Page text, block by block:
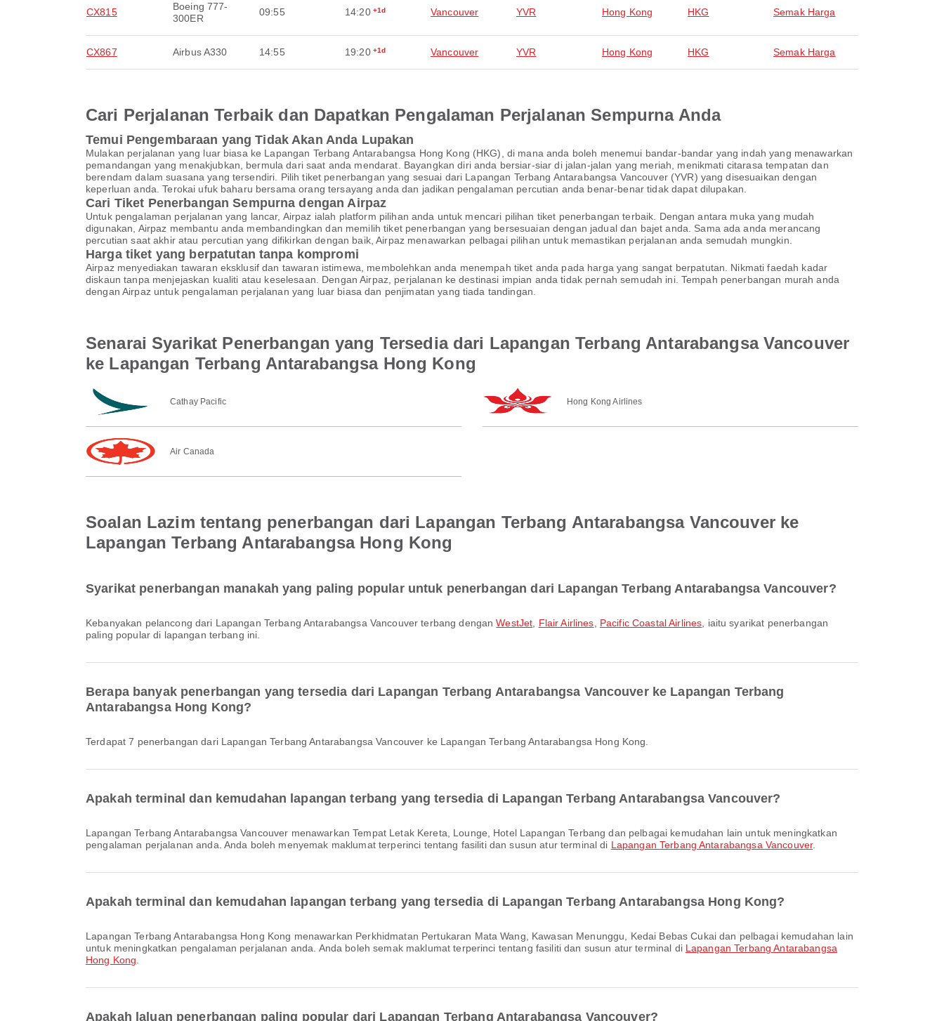
CX815
Boeing 777-
300ER
09:55 14:20 +1d Vancouver YVR Hong Kong HKG Semak Harga
CX867 Airbus A330 14:55 19:20 +1d Vancouver YVR Hong Kong HKG Semak Harga
Cari Perjalanan Terbaik dan Dapatkan Pengalaman Perjalanan Sempurna Anda
Temui Pengembaraan yang Tidak Akan Anda Lupakan
Mulakan perjalanan yang luar biasa ke Lapangan Terbang Antarabangsa Hong Kong (HKG), di mana anda boleh menemui bandar-bandar yang indah yang menawarkan
pemandangan yang menakjubkan, bermula dari saat anda mendarat. Bayangkan diri anda bersiar-siar di jalan-jalan yang meriah, menikmati citarasa tempatan dan
berendam dalam suasana yang tersendiri. Pilih tiket penerbangan yang sesuai dari Lapangan Terbang Antarabangsa Vancouver (YVR) yang disesuaikan dengan
keperluan anda. Terokai ufuk baharu bersama orang tersayang anda dan jadikan pengalaman percutian anda benar-benar tidak dapat dilupakan.
Cari Tiket Penerbangan Sempurna dengan Airpaz
Untuk pengalaman perjalanan yang lancar, Airpaz ialah platform pilihan anda untuk mencari pilihan tiket penerbangan terbaik. Dengan antara muka yang mudah
digunakan, Airpaz membantu anda membandingkan dan memilih tiket penerbangan yang bersesuaian dengan jadual dan bajet anda. Sama ada anda merancang
percutian saat akhir atau percutian yang difikirkan dengan baik, Airpaz menawarkan pelbagai pilihan untuk memastikan perjalanan anda semudah mungkin.
Harga tiket yang berpatutan tanpa kompromi
Airpaz menyediakan tawaran eksklusif dan tawaran istimewa, membolehkan anda menempah tiket anda pada harga yang sangat berpatutan. Nikmati faedah kadar
diskaun tanpa menjejaskan kualiti atau keselesaan. Dengan Airpaz, perjalanan ke destinasi impian anda tidak pernah semudah ini. Tempah penerbangan murah anda
dengan Airpaz untuk pengalaman perjalanan yang luar biasa dan penjimatan yang tiada tandingan.
Senarai Syarikat Penerbangan yang Tersedia dari Lapangan Terbang Antarabangsa Vancouver
ke Lapangan Terbang Antarabangsa Hong Kong
Cathay Pacific Hong Kong Airlines
Air Canada
Soalan Lazim tentang penerbangan dari Lapangan Terbang Antarabangsa Vancouver ke
Lapangan Terbang Antarabangsa Hong Kong
Syarikat penerbangan manakah yang paling popular untuk penerbangan dari Lapangan Terbang Antarabangsa Vancouver?
Kebanyakan pelancong dari Lapangan Terbang Antarabangsa Vancouver terbang denganWestJet Flair Airlines Pacific Coastal Airlines , iaitu syarikat penerbangan
paling popular di lapangan terbang ini.
Berapa banyak penerbangan yang tersedia dari Lapangan Terbang Antarabangsa Vancouver ke Lapangan Terbang
Antarabangsa Hong Kong?
Terdapat 7 penerbangan dari Lapangan Terbang Antarabangsa Vancouver ke Lapangan Terbang Antarabangsa Hong Kong.
Apakah terminal dan kemudahan lapangan terbang yang tersedia di Lapangan Terbang Antarabangsa Vancouver?
Lapangan Terbang Antarabangsa Vancouver menawarkan Tempat Letak Kereta, Lounge, Hotel Lapangan Terbang dan pelbagai kemudahan lain untuk meningkatkan
pengalaman perjalanan anda. Anda boleh menyemak maklumat terperinci tentang fasiliti dan susun atur terminal di Lapangan Terbang Antarabangsa Vancouver.
Apakah terminal dan kemudahan lapangan terbang yang tersedia di Lapangan Terbang Antarabangsa Hong Kong?
Lapangan Terbang Antarabangsa Hong Kong menawarkan Perkhidmatan Pertukaran Mata Wang, Kawasan Menunggu, Kedai Bebas Cukai dan pelbagai kemudahan lain
untuk meningkatkan pengalaman perjalanan anda. Anda boleh semak maklumat terperinci tentang fasiliti dan susun atur terminal di Lapangan Terbang Antarabangsa
Hong Kong
Apakah laluan penerbangan paling popular dari Lapangan Terbang Antarabangsa Vancouver?